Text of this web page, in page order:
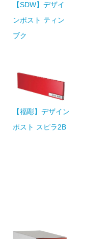
【SDW】デザイ
ンポスト ティン
ブク
【福彫】デザイン
ポスト スピラ2B